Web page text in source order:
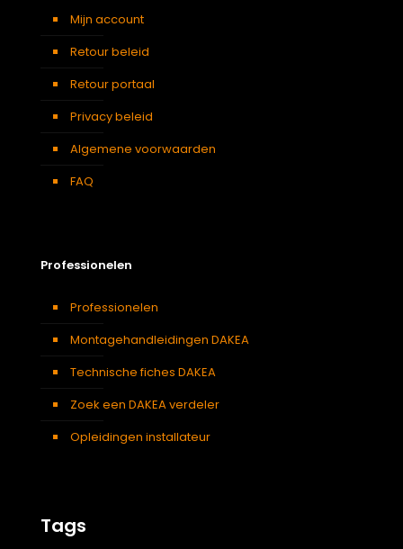
Mijn account
Retour beleid
Retour portaal
Privacy beleid
Algemene voorwaarden
FAQ
Professionelen
Professionelen
Montagehandleidingen DAKEA
Technische fiches DAKEA
Zoek een DAKEA verdeler
Opleidingen installateur
Tags